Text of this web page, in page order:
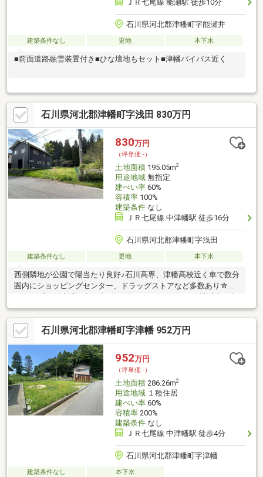
ＪＲ七尾線 能瀬駅 徒歩10分
石川県河北郡津幡町字能瀬井
建築条件なし 更地 本下水
■前面道路融雪装置付き■ひな壇地もセット■津幡バイパス近く
石川県河北郡津幡町字浅田 830万円
830万円
（坪単価:-）
土地面積195.05m2
用途地域無指定
建ぺい率60%
容積率100%
建築条件なし
ＪＲ七尾線 中津幡駅 徒歩16分
石川県河北郡津幡町字浅田
建築条件なし 更地 本下水
西側隣地が公園で陽当たり良好♪石川高専、津幡高校近く車で数分
圏内にショッピングセンター、ドラッグストアなど多数あり☆彡
で約5分（約1.68km）ダイソー 津幡南店 車で約6分（約
2.33km）セブンイレブン 津幡太田店 車で約6分（約2.2km）実
生こども園 車で約5分（約1.67km）津幡駅前郵便局 車で約5分
（約2.0km）北陸銀行 津幡支店 車で約6分（約2.03km）公立河
北中央病院 車で約5分（約1.77km）※確定測量、地盤調査・地盤
改良、上水道引込工事費用は買主負担となります
石川県河北郡津幡町字津幡 952万円
952万円
（坪単価:-）
土地面積286.26m2
用途地域１種住居
建ぺい率60%
容積率200%
建築条件なし
ＪＲ七尾線 中津幡駅 徒歩4分
石川県河北郡津幡町字津幡
建築条件なし 本下水